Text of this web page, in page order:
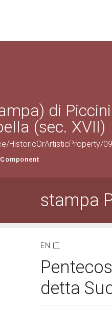
di
(sec. XVII)
HistoricOrArtisticProperty/
stampa
EN IT
detta